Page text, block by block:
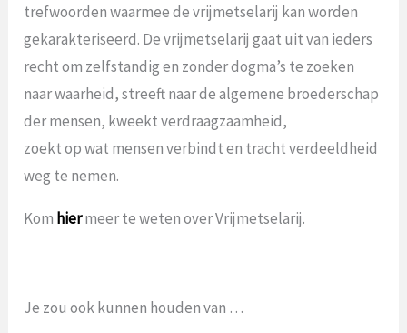
trefwoorden waarmee de vrijmetselarij kan worden
gekarakteriseerd. De vrijmetselarij gaat uit van ieders
recht om zelfstandig en zonder dogma’s te zoeken
naar waarheid, streeft naar de algemene broederschap
der mensen, kweekt verdraagzaamheid,
zoekt op wat mensen verbindt en tracht verdeeldheid
weg te nemen.
Kom hiermeer te weten over Vrijmetselarij.
Je zou ook kunnen houden van …